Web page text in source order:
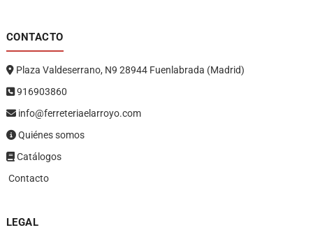
CONTACTO
Plaza Valdeserrano, N9 28944 Fuenlabrada (Madrid)
916903860
info@ferreteriaelarroyo.com
Quiénes somos
Catálogos
Contacto
LEGAL